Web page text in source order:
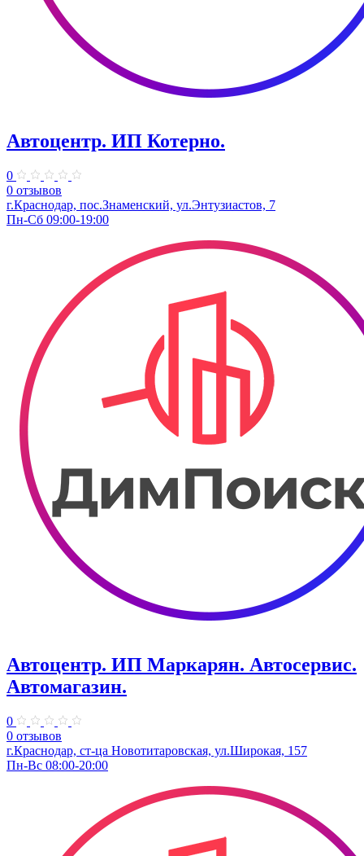
Автоцентр. ИП Котерно.
0
0 отзывов
г.Краснодар, пос.Знаменский, ул.Энтузиастов, 7
Пн-Сб 09:00-19:00
Автоцентр. ИП Маркарян. Автосервис.
Автомагазин.
0
0 отзывов
г.Краснодар, ст-ца Новотитаровская, ул.Широкая, 157
Пн-Вс 08:00-20:00